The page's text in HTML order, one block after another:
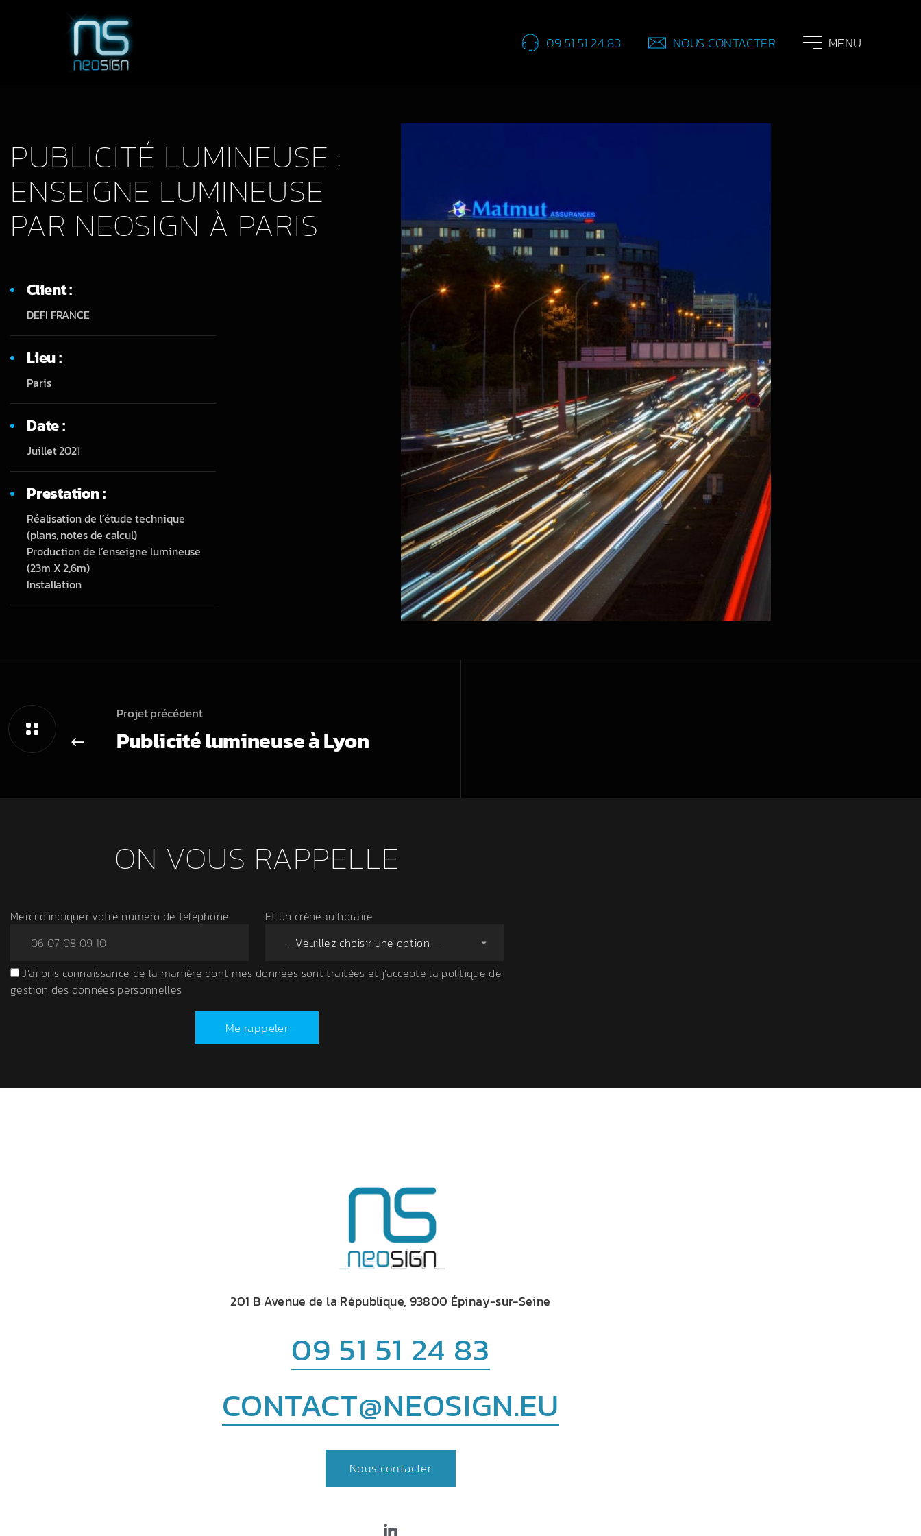
09 51 51 24 83 NOUS CONTACTER MENU
PUBLICITÉ LUMINEUSE :
ENSEIGNE LUMINEUSE
PAR NEOSIGN À PARIS
Client :
DEFI FRANCE
Lieu :
Paris
Date :
Juillet 2021
Prestation :
Réalisation de l’étude technique
(plans, notes de calcul)
Production de l’enseigne lumineuse
(23m X 2,6m)
Installation
Projet précédent
Publicité lumineuse à Lyon
ON VOUS RAPPELLE
Merci d'indiquer votre numéro de téléphone Et un créneau horaire
J’ai pris connaissance de la manière dont mes données sont traitées et j’accepte la politique de
gestion des données personnelles
Me rappeler
201 B Avenue de la République, 93800 Épinay-sur-Seine
09 51 51 24 83
CONTACT@NEOSIGN.EU
Nous contacter